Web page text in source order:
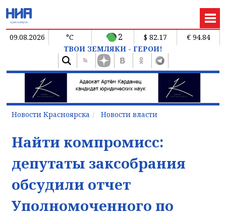
09.08.2026 °C 2 $ 82.17
€ 94.84
ТВОИ ЗЕМЛЯКИ - ГЕРОИ!
Новости Красноярска Новости власти
Найти компромисс:
депутаты заксобрания
обсудили отчет
Уполномоченного по